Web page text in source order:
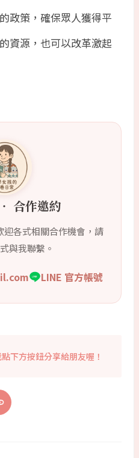
政策，確保眾人獲得平
資源，也可以改革激起
合作邀約
各式相關合作機會，請
與我聯繫。
LINE 官方帳號
下方按鈕分享給朋友喔！